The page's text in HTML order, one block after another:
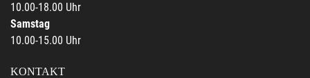
10.00-18.00 Uhr
Samstag
10.00-15.00 Uhr
KONTAKT